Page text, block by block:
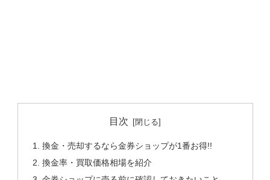
目次
換金・売却するなら金券ショップが1番お得!!
換金率・買取価格相場を紹介